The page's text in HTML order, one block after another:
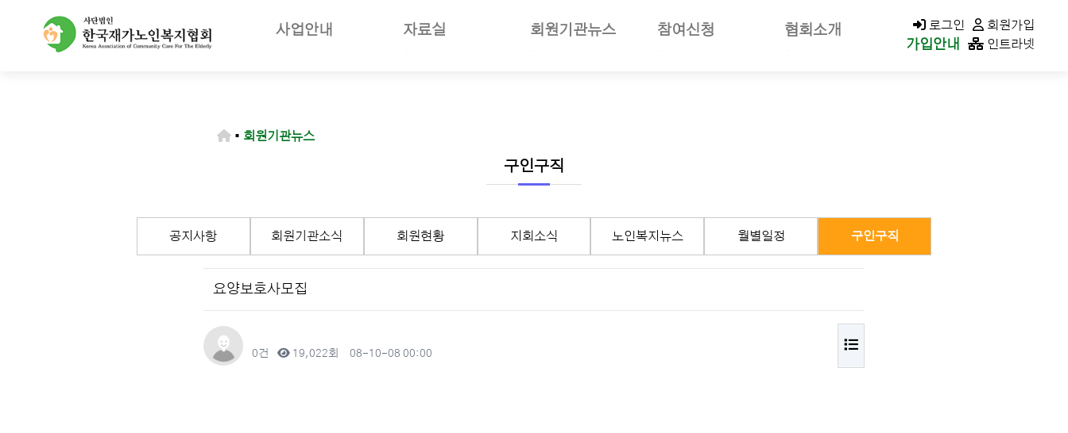
사업안내
등급판정기준및절차안내
자료실
서식자료
도서자료
기타자료
회원기관뉴스
노인복지뉴스
월별일정
구인구직
참여신청 협회소개
조직구성/조직도
지회현황
KACOLD MALL 로그인 회원가입
가입안내 인트라넷
▪ 회원기관뉴스
구인구직
공지사항 회원기관소식 회원현황 지회소식 노인복지뉴스 월별일정 구인구직
요양보호사모집
댓글
0건 조회19,022회 작성일
08-10-08 00:00
목록